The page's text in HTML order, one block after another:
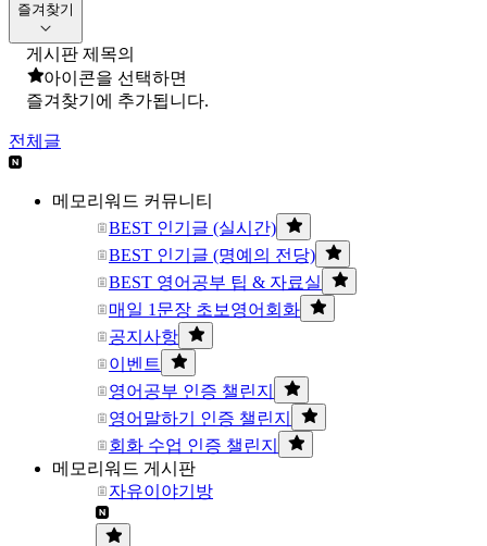
즐겨찾기
게시판 제목의
아이콘을 선택하면
즐겨찾기에 추가됩니다.
전체글
메모리워드 커뮤니티
BEST 인기글 (실시간)
BEST 인기글 (명예의 전당)
BEST 영어공부 팁 & 자료실
매일 1문장 초보영어회화
공지사항
이벤트
영어공부 인증 챌린지
영어말하기 인증 챌린지
회화 수업 인증 챌린지
메모리워드 게시판
자유이야기방